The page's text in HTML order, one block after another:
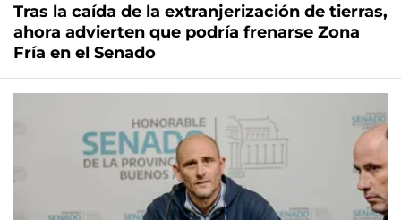
Tras la caída de la extranjerización de tierras,
ahora advierten que podría frenarse Zona
Fría en el Senado